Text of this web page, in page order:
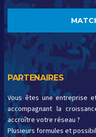
PARTENAIRES
Vous êtes une entreprise
accompagnant la
accroître votre réseau ?
Plusieurs formules et